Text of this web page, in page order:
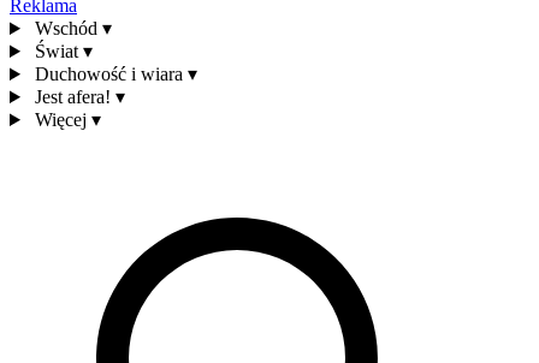
Reklama
Wschód ▾
Świat ▾
Duchowość i wiara ▾
Jest afera! ▾
Więcej ▾